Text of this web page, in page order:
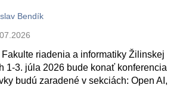
Bendík
riadenia a informatiky Žilinskej
1-3. júla 2026 bude konať konferencia
budú zaradené v sekciách: Open AI,